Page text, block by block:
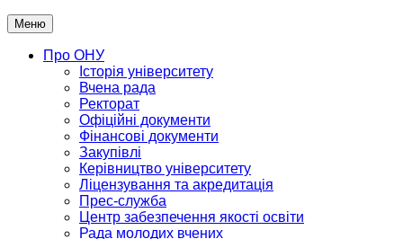
Меню
Про ОНУ
Історія університету
Вчена рада
Ректорат
Офіційні документи
Фінансові документи
Закупівлі
Керівництво університету
Ліцензування та акредитація
Прес-служба
Центр забезпечення якості освіти
Рада молодих вчених